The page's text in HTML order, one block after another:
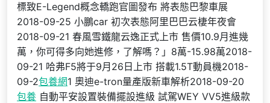
標致E-Legend概念轎跑官圖發布 將表態巴黎車展
2018-09-25 ​小鵬car 初次表態阿里巴巴云棲年夜會
2018-09-21 春風雪鐵龍云逸正式上市 售價10.9月進幾
萬，你可得多向她進修，了解嗎？」8萬-15.98萬2018-
09-21 哈弗F5將于9月26日上市 搭載1.5T動員機2018-
09-2包養網1 奧迪e-tron量產版新車解析2018-09-20
包養 自動平安設置裝備擺設進級 試駕WEY VV5進級款